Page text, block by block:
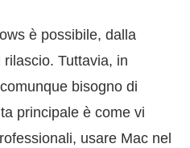
è possibile, dalla
rilascio. Tuttavia, in
bisogno di
principale è come vi
usare Mac nel